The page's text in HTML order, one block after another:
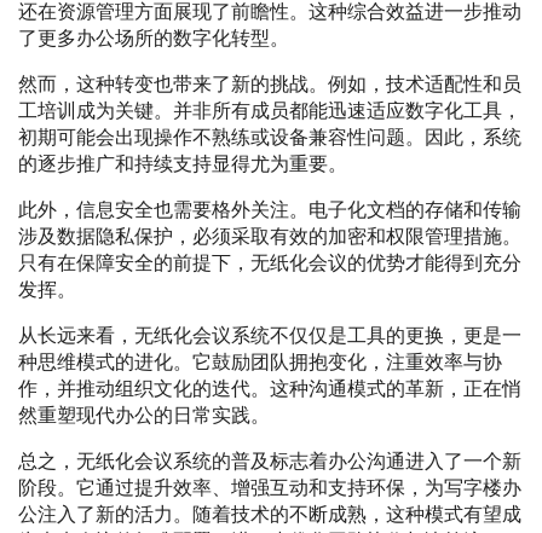
还在资源管理方面展现了前瞻性。这种综合效益进一步推动
了更多办公场所的数字化转型。
然而，这种转变也带来了新的挑战。例如，技术适配性和员
工培训成为关键。并非所有成员都能迅速适应数字化工具，
初期可能会出现操作不熟练或设备兼容性问题。因此，系统
的逐步推广和持续支持显得尤为重要。
此外，信息安全也需要格外关注。电子化文档的存储和传输
涉及数据隐私保护，必须采取有效的加密和权限管理措施。
只有在保障安全的前提下，无纸化会议的优势才能得到充分
发挥。
从长远来看，无纸化会议系统不仅仅是工具的更换，更是一
种思维模式的进化。它鼓励团队拥抱变化，注重效率与协
作，并推动组织文化的迭代。这种沟通模式的革新，正在悄
然重塑现代办公的日常实践。
总之，无纸化会议系统的普及标志着办公沟通进入了一个新
阶段。它通过提升效率、增强互动和支持环保，为写字楼办
公注入了新的活力。随着技术的不断成熟，这种模式有望成